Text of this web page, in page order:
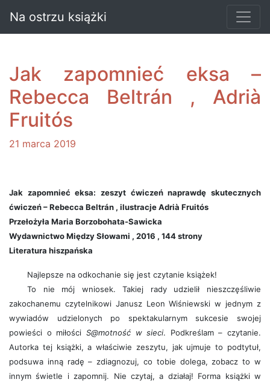
Na ostrzu książki
Jak zapomnieć eksa –
Rebecca Beltrán , Adrià
Fruitós
21 marca 2019
Jak zapomnieć eksa: zeszyt ćwiczeń naprawdę skutecznych
ćwiczeń – Rebecca Beltrán , ilustracje Adrià Fruitós
Przełożyła Maria Borzobohata-Sawicka
Wydawnictwo Między Słowami , 2016 , 144 strony
Literatura hiszpańska
Najlepsze na odkochanie się jest czytanie książek!
To nie mój wniosek. Takiej rady udzielił nieszczęśliwie
zakochanemu czytelnikowi Janusz Leon Wiśniewski w jednym z
wywiadów udzielonych po spektakularnym sukcesie swojej
powieści o miłości S@motność w sieci. Podkreślam – czytanie.
Autorka tej książki, a właściwie zeszytu, jak ujmuje to podtytuł,
podsuwa inną radę – zdiagnozuj, co tobie dolega, zobacz to w
innym świetle i zapomnij. Nie czytaj, a działaj! Forma książki w